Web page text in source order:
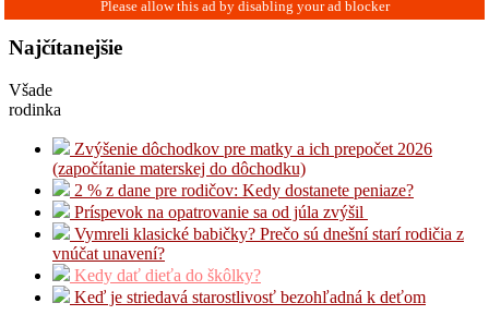
Najčítanejšie
Všade
rodinka
Zvýšenie dôchodkov pre matky a ich prepočet 2026
(započítanie materskej do dôchodku)
2 % z dane pre rodičov: Kedy dostanete peniaze?
Príspevok na opatrovanie sa od júla zvýšil
Vymreli klasické babičky? Prečo sú dnešní starí rodičia z
vnúčat unavení?
Kedy dať dieťa do škôlky?
Keď je striedavá starostlivosť bezohľadná k deťom